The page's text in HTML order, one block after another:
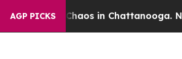
AGP PICKSChaos in Chattanooga.